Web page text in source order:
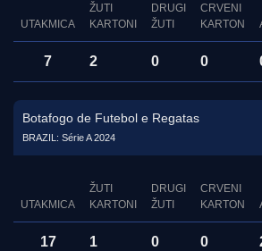
UTAKMICA
ŽUTI
KARTONI
DRUGI
ŽUTI
CRVENI
KARTON
7 2 0 0
Botafogo de Futebol e Regatas
BRAZIL: Série A 2024
UTAKMICA
ŽUTI
KARTONI
DRUGI
ŽUTI
CRVENI
KARTON
17 1 0 0